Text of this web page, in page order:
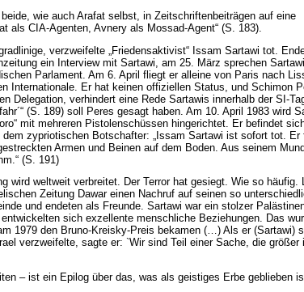
wie auch Arafat selbst, in Zeitschriftenbeiträgen auf eine
als CIA-Agenten, Avnery als Mossad-Agent“ (S. 183).
verzweifelte „Friedensaktivist“ Issam Sartawi tot.
ein Interview mit Sartawi, am 25. März sprechen
Parlament. Am 6. April fliegt er alleine von Paris nach
Internationale. Er hat keinen offiziellen Status, und Schimon
Delegation, verhindert eine Rede Sartawis innerhalb der SI-
(S. 189) soll Peres gesagt haben. Am 10. April 1983 wird
mit mehreren Pistolenschüssen hingerichtet. Er befindet
zypriotischen Botschafter: „Issam Sartawi ist sofort tot. Er
Armen und Beinen auf dem Boden. Aus seinem
(S. 191)
wird weltweit verbreitet. Der Terror hat gesiegt. Wie so häufig.
Zeitung Dawar einen Nachruf auf seinen so
und endeten als Freunde. Sartawi war ein stolzer
sich exzellente menschliche Beziehungen. Das
1979 den Bruno-Kreisky-Preis bekamen (…) Als er (Sartawi)
verzweifelte, sagte er: `Wir sind Teil einer Sache, die größer
– ist ein Epilog über das, was als geistiges Erbe geblieben